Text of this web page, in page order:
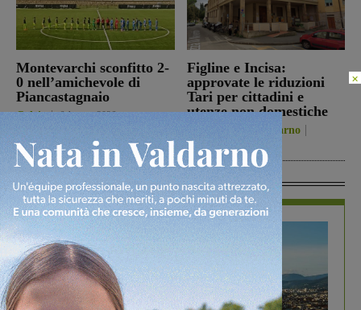
Montevarchi sconfitto 2-
0 nell’amichevole di
Piancastagnaio
Calcio 6 Agosto 2026
Figline e Incisa:
approvate le riduzioni
Tari per cittadini e
utenze non domestiche
Figline Incisa Valdarno
6 Agosto 2026
In Vetrina
×